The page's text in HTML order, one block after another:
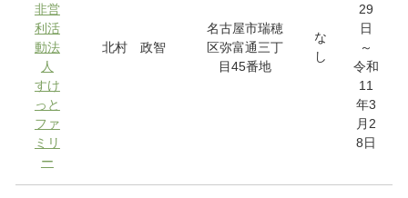
非営
利活
動法
人
すけ
っと
ファ
ミリ
ー
北村 政智
名古屋市瑞穂
区弥富通三丁
目45番地
な
し
29
日
～
令和
11
年3
月2
8日